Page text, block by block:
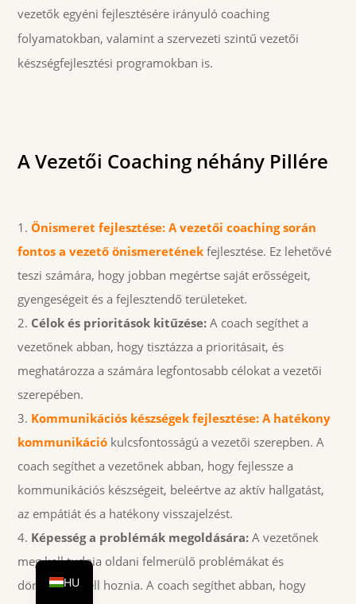
vezetők egyéni fejlesztésére irányuló coaching
folyamatokban, valamint a szervezeti szintű vezetői
készségfejlesztési programokban is.
A Vezetői Coaching néhány Pillére
Önismeret fejlesztése: A vezetői coaching során
fontos a vezető önismeretének fejlesztése. Ez lehetővé
teszi számára, hogy jobban megértse saját erősségeit,
gyengeségeit és a fejlesztendő területeket.
Célok és prioritások kitűzése: A coach segíthet a
vezetőnek abban, hogy tisztázza a prioritásait, és
meghatározza a számára legfontosabb célokat a vezetői
szerepében.
Kommunikációs készségek fejlesztése: A hatékony
kommunikáció kulcsfontosságú a vezetői szerepben. A
coach segíthet a vezetőnek abban, hogy fejlessze a
kommunikációs készségeit, beleértve az aktív hallgatást,
az empátiát és a hatékony visszajelzést.
Képesség a problémák megoldására: A vezetőnek
meg kell tudnia oldani felmerülő problémákat és
döntéseket kell hoznia. A coach segíthet abban, hogy
HU
EN